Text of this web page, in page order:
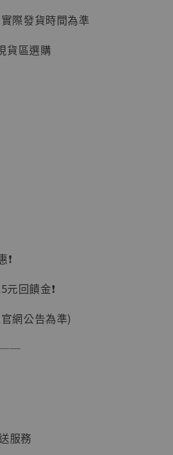
系列蒐藏雕像 布魯克達
際發貨時間為準
貨區選購
回饋金❗️
網公告為準)
服務